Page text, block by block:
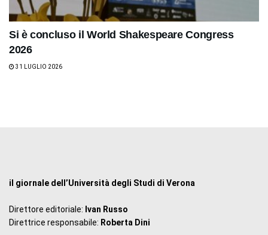
Si è concluso il World Shakespeare Congress
2026
31 LUGLIO 2026
il giornale dell’Università degli Studi di Verona
Direttore editoriale: Ivan Russo
Direttrice responsabile: Roberta Dini